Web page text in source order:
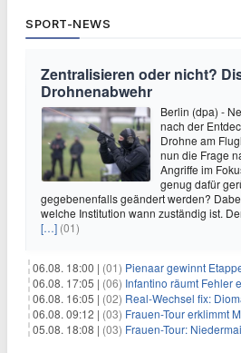
SPORT-NEWS
Zentralisieren oder nicht?
Drohnenabwehr
Berlin (dpa) -
nach der
Drohne am
nun die Frage
Angriffe im
genug dafür
gegebenenfalls geändert werden?
welche Institution wann zuständig ist.
[…] (01)
06.08. 18:00 | (01) Pienaar gewinnt Etappe
06.08. 17:05 | (06) Infantino räumt Fehler ein -
06.08. 16:05 | (02) Real-Wechsel fix:
06.08. 09:12 | (03) Frauen-Tour erklimmt
05.08. 18:08 | (03) Frauen-Tour: Niedermaier